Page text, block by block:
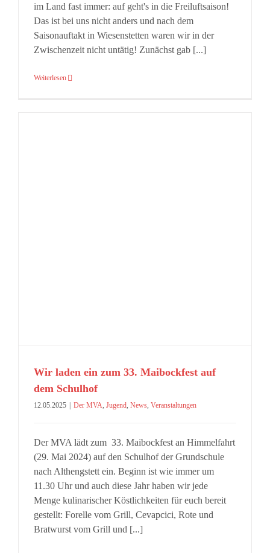
im Land fast immer: auf geht's in die Freiluftsaison!
Das ist bei uns nicht anders und nach dem
Saisonauftakt in Wiesenstetten waren wir in der
Zwischenzeit nicht untätig! Zunächst gab [...]
Weiterlesen
Wir laden ein zum 33. Maibockfest auf
dem Schulhof
12.05.2025 Der MVA, Jugend, News, Veranstaltungen
Der MVA lädt zum 33. Maibockfest an Himmelfahrt
(29. Mai 2024) auf den Schulhof der Grundschule
nach Althengstett ein. Beginn ist wie immer um
11.30 Uhr und auch diese Jahr haben wir jede
Menge kulinarischer Köstlichkeiten für euch bereit
gestellt: Forelle vom Grill, Cevapcici, Rote und
Bratwurst vom Grill und [...]